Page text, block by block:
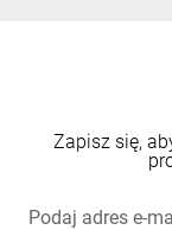
Zapisz się,
Podaj adres e-